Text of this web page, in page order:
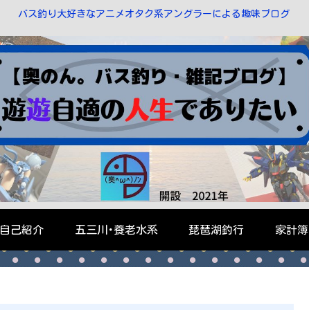
バス釣り大好きなアニメオタク系アングラーによる趣味ブログ
自己紹介 五三川･養老水系 琵琶湖釣行 家計簿